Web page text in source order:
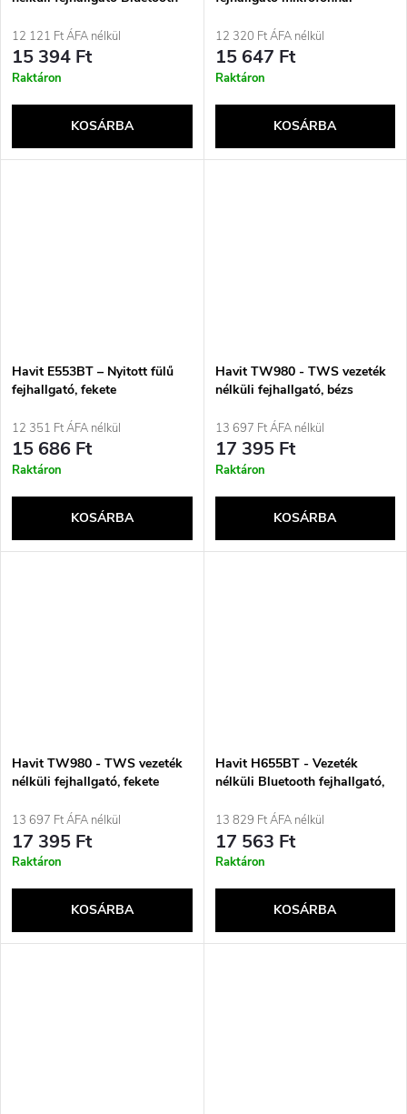
12 121 Ft ÁFA nélkül
15 394 Ft
Raktáron
KOSÁRBA
B571 LED
12 320 Ft ÁFA nélkül
15 647 Ft
Raktáron
KOSÁRBA
Havit E553BT – Nyitott fülű
fejhallgató, fekete
12 351 Ft ÁFA nélkül
15 686 Ft
Raktáron
KOSÁRBA
Havit TW980 - TWS vezeték
nélküli fejhallgató, bézs
13 697 Ft ÁFA nélkül
17 395 Ft
Raktáron
KOSÁRBA
Havit TW980 - TWS vezeték
nélküli fejhallgató, fekete
13 697 Ft ÁFA nélkül
17 395 Ft
Raktáron
KOSÁRBA
Havit H655BT - Vezeték
nélküli Bluetooth fejhallgató,
13 829 Ft ÁFA nélkül
17 563 Ft
Raktáron
KOSÁRBA